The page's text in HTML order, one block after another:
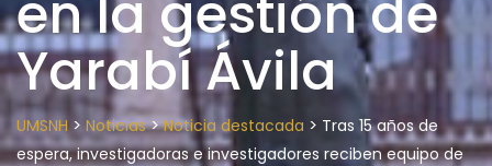
en la gestión de
Yarabí Ávila
UMSNH > Noticias>Noticia destacada > Tras 15 años de
espera, investigadoras e investigadores reciben equipo de